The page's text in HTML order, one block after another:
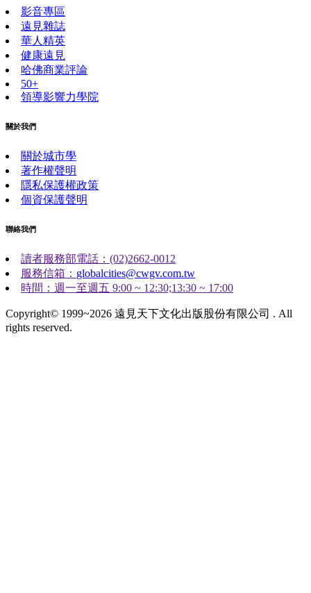
影音專區
遠見雜誌
華人精英
健康遠見
哈佛商業評論
50+
領導影響力學院
關於我們
關於城市學
著作權聲明
隱私保護權政策
個資保護聲明
聯絡我們
讀者服務部電話：(02)2662-0012
服務信箱： globalcities@cwgv.com.tw
時間：週一至週五 9:00 ~ 12:30;13:30 ~ 17:00
Copyright© 1999~2026 遠見天下文化出版股份有限公司 . All
rights reserved.